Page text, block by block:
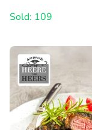
Sold: 109